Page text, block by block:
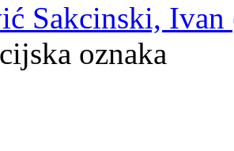
Sakcinski, Ivan
oznaka